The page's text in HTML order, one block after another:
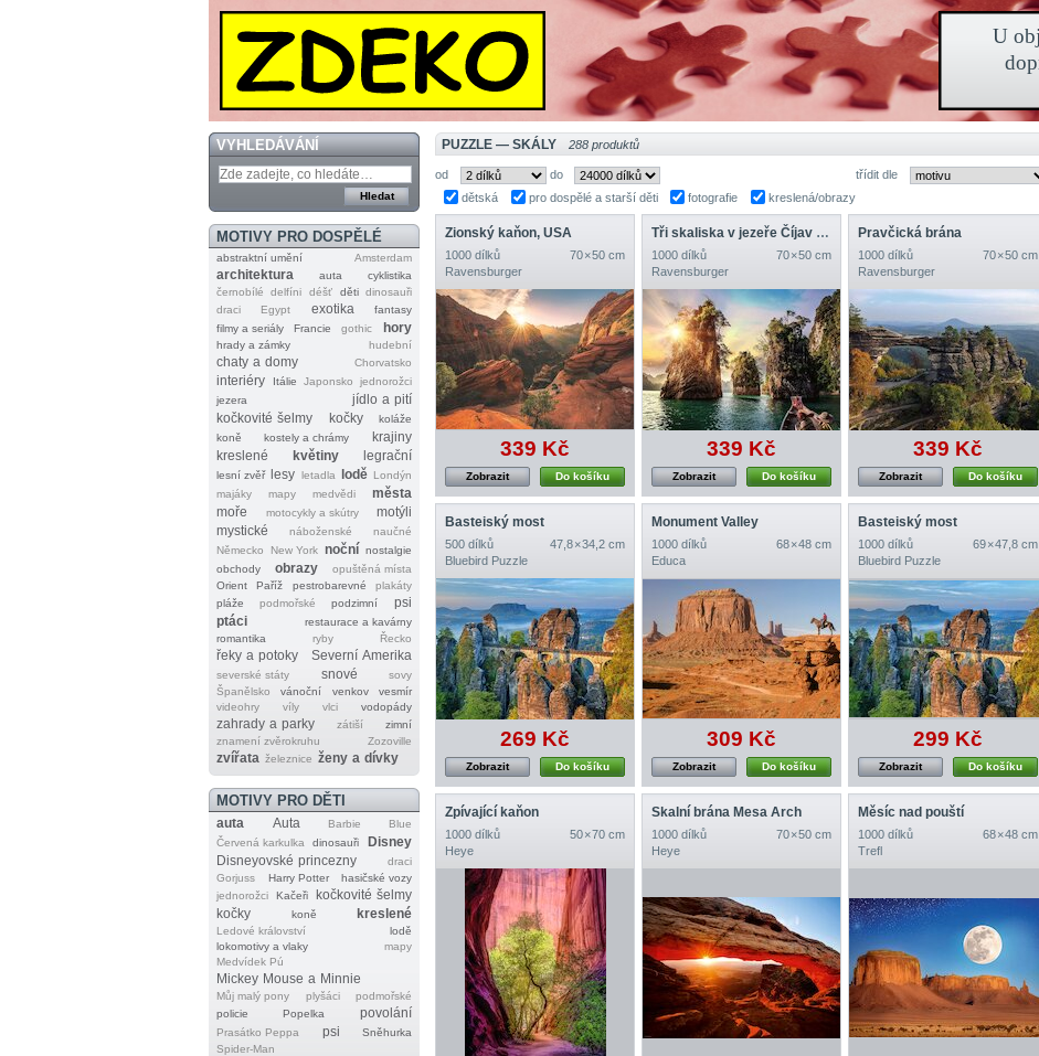
VYHLEDÁVÁNÍ
MOTIVY PRO DOSPĚLÉ
abstraktní umění Amsterdam
architektura auta
cyklistika
černobílé
delfíni déšť děti dinosauři
draci
Egypt exotika
fantasy
filmy a seriály
Francie gothic hory
hrady a zámky hudební
chaty a domy Chorvatsko
interiéry Itálie Japonsko
jednorožci
jezera
jídlo a pití
kočkovité šelmy
kočky
koláže
koně
kostely a chrámy
krajiny
kreslené
květiny legrační
lesní zvěř lesy letadla lodě Londýn
majáky
mapy medvědi
města
moře
motocykly a skútry
motýli
mystické
náboženské
naučné
Německo
New York noční nostalgie
obchody
obrazy
opuštěná místa
Orient
Paříž pestrobarevné
plakáty
pláže
podmořské podzimní
psi
ptáci
restaurace a kavárny
romantika
ryby Řecko
řeky a potoky Severní Amerika
severské státy snové
sovy
Španělsko
vánoční venkov
vesmír
videohry
víly vlci vodopády
zahrady a parky zátiší
zimní
znamení zvěrokruhu
Zozoville
zvířata železnice ženy a dívky
MOTIVY PRO DĚTI
auta Auta Barbie
Blue
Červená karkulka
dinosauři
Disney
Disneyovské princezny
draci
Gorjuss
Harry Potter
hasičské vozy
jednorožci
Kačeři
kočkovité šelmy
kočky
koně kreslené
Ledové království
lodě
lokomotivy a vlaky
mapy
Medvídek Pú
Mickey Mouse a Minnie
Můj malý pony plyšáci
podmořské
policie
Popelka povolání
Prasátko Peppa psi
Sněhurka
Spider‐Man
PUZZLE — SKÁLY 288 produktů
od do
třídit dle
dětská
pro dospělé a starší děti fotografie kreslená/obrazy
Zionský kaňon, USA
1000 dílků
70 × 50 cm
Ravensburger
339 Kč
Do košíku
Zobrazit
Tři skaliska v jezeře Číjav Lán, Thajsko
1000 dílků
70 × 50 cm
Ravensburger
339 Kč
Do košíku
Zobrazit
Pravčická brána
1000 dílků
70 × 50 cm
Ravensburger
339 Kč
Do košíku
Zobrazit
Basteiský most
500 dílků
47,8 × 34,2 cm
Bluebird Puzzle
269 Kč
Do košíku
Zobrazit
Monument Valley
1000 dílků
68 × 48 cm
Educa
309 Kč
Do košíku
Zobrazit
Basteiský most
1000 dílků
69 × 47,8 cm
Bluebird Puzzle
299 Kč
Do košíku
Zobrazit
Zpívající kaňon
1000 dílků
50 × 70 cm
Heye
Skalní brána Mesa Arch
1000 dílků
70 × 50 cm
Heye
Měsíc nad pouští
1000 dílků
68 × 48 cm
Trefl